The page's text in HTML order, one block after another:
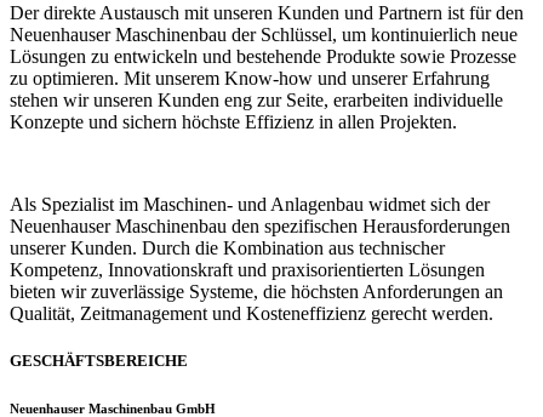
Der direkte Austausch mit unseren Kunden und Partnern ist für den
Neuenhauser Maschinenbau der Schlüssel, um kontinuierlich neue
Lösungen zu entwickeln und bestehende Produkte sowie Prozesse
zu optimieren. Mit unserem Know-how und unserer Erfahrung
stehen wir unseren Kunden eng zur Seite, erarbeiten individuelle
Konzepte und sichern höchste Effizienz in allen Projekten.
Als Spezialist im Maschinen- und Anlagenbau widmet sich der
Neuenhauser Maschinenbau den spezifischen Herausforderungen
unserer Kunden. Durch die Kombination aus technischer
Kompetenz, Innovationskraft und praxisorientierten Lösungen
bieten wir zuverlässige Systeme, die höchsten Anforderungen an
Qualität, Zeitmanagement und Kosteneffizienz gerecht werden.
GESCHÄFTSBEREICHE
Neuenhauser Maschinenbau GmbH